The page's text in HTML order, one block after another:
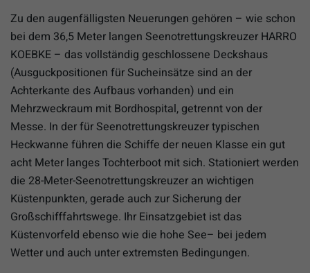
Zu den augenfälligsten Neuerungen gehören – wie schon
bei dem 36,5 Meter langen Seenotrettungskreuzer HARRO
KOEBKE – das vollständig geschlossene Deckshaus
(Ausguckpositionen für Sucheinsätze sind an der
Achterkante des Aufbaus vorhanden) und ein
Mehrzweckraum mit Bordhospital, getrennt von der
Messe. In der für Seenotrettungskreuzer typischen
Heckwanne führen die Schiffe der neuen Klasse ein gut
acht Meter langes Tochterboot mit sich. Stationiert werden
die 28-Meter-Seenotrettungskreuzer an wichtigen
Küstenpunkten, gerade auch zur Sicherung der
Großschifffahrtswege. Ihr Einsatzgebiet ist das
Küstenvorfeld ebenso wie die hohe See– bei jedem
Wetter und auch unter extremsten Bedingungen.